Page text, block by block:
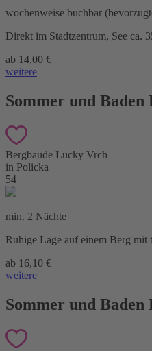
wochenweise buchbar
Direkt im Stadtzentrum, See ca.
ab 14,00 €
weitere
Sommer und Baden
Bergbaude Lucky Vrch
in Policka
54
min. 2 Nächte
Ruhige Lage auf einem Berg mit
ab 16,10 €
weitere
Sommer und Baden